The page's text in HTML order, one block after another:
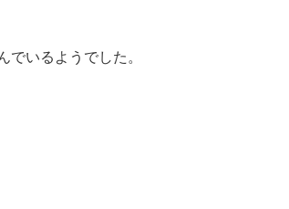
いるようでした。